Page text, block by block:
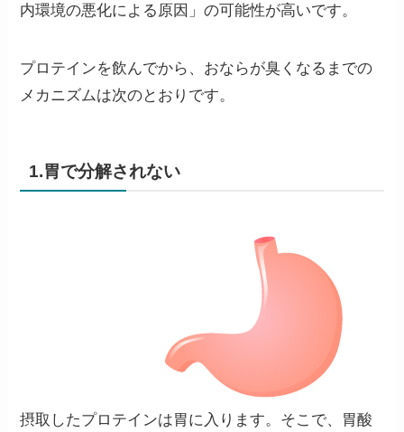
内環境の悪化による原因」の可能性が高いです。
プロテインを飲んでから、おならが臭くなるまでの
メカニズムは次のとおりです。
1.胃で分解されない
摂取したプロテインは胃に入ります。そこで、胃酸